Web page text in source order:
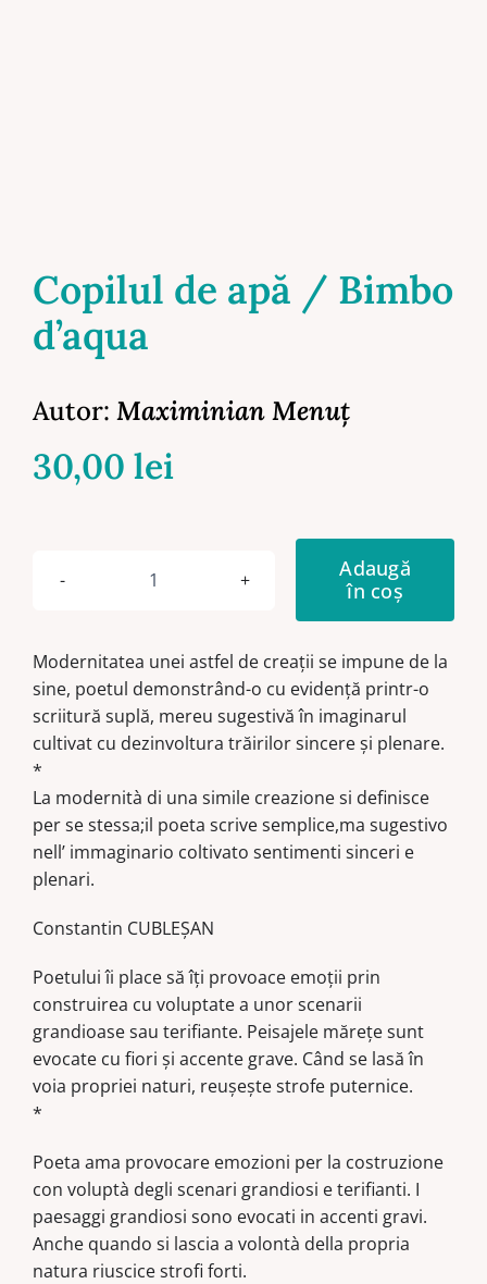
Copilul de apă / Bimbo
d’aqua
Autor: Maximinian Menuţ
30,00 lei
Cantitate
apă
/
Bimbo
d’aqua
Adaugă
în coș
Modernitatea unei astfel de creații se impune de la
sine, poetul demonstrând-o cu evidență printr-o
scriitură suplă, mereu sugestivă în imaginarul
cultivat cu dezinvoltura trăirilor sincere și plenare.
*
La modernità di una simile creazione si definisce
per se stessa;il poeta scrive semplice,ma sugestivo
nell’ immaginario coltivato sentimenti sinceri e
plenari.
Constantin CUBLEȘAN
Poetului îi place să îți provoace emoții prin
construirea cu voluptate a unor scenarii
grandioase sau terifiante. Peisajele mărețe sunt
evocate cu fiori și accente grave. Când se lasă în
voia propriei naturi, reușește strofe puternice.
*
Poeta ama provocare emozioni per la costruzione
con voluptà degli scenari grandiosi e terifianti. I
paesaggi grandiosi sono evocati in accenti gravi.
Anche quando si lascia a volontà della propria
natura riuscice strofi forti.